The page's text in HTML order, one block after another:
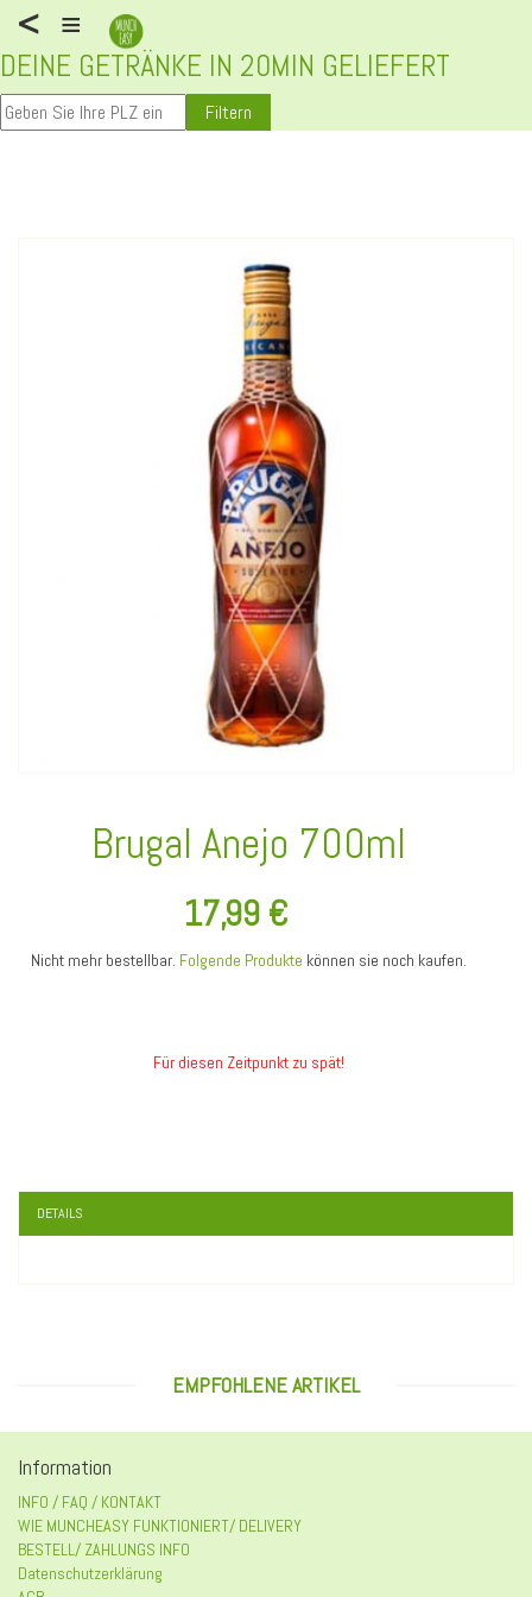
< ≡
DEINE GETRÄNKE IN 20MIN GELIEFERT
Filtern
Brugal Anejo 700ml
17,99 €
Nicht mehr bestellbar. Folgende Produkte können sie noch kaufen.
Für diesen Zeitpunkt zu spät!
DETAILS
EMPFOHLENE ARTIKEL
Information
INFO / FAQ / KONTAKT
WIE MUNCHEASY FUNKTIONIERT/ DELIVERY
BESTELL/ ZAHLUNGS INFO
Datenschutzerklärung